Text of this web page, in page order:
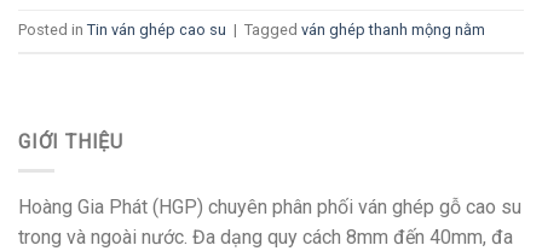
Posted in Tin ván ghép cao su | Tagged ván ghép thanh mộng nằm
GIỚI THIỆU
Hoàng Gia Phát (HGP) chuyên phân phối ván ghép gỗ cao su
trong và ngoài nước. Đa dạng quy cách 8mm đến 40mm, đa